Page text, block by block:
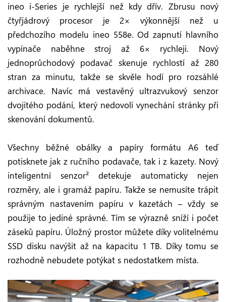
ineo i-Series je rychlejší než kdy dřív. Zbrusu nový
čtyřjádrový procesor je 2× výkonnější než u
předchozího modelu ineo 558e. Od zapnutí hlavního
vypínače naběhne stroj až 6× rychleji. Nový
jednoprůchodový podavač skenuje rychlostí až 280
stran za minutu, takže se skvěle hodí pro rozsáhlé
archivace. Navíc má vestavěný ultrazvukový senzor
dvojitého podání, který nedovolí vynechání stránky při
skenování dokumentů.
Všechny běžné obálky a papíry formátu A6 teď
potisknete jak z ručního podavače, tak i z kazety. Nový
inteligentní senzor² detekuje automaticky nejen
rozměry, ale i gramáž papíru. Takže se nemusíte trápit
správným nastavením papíru v kazetách – vždy se
použije to jediné správné. Tím se výrazně sníží i počet
záseků papíru. Úložný prostor můžete díky volitelnému
SSD disku navýšit až na kapacitu 1 TB. Díky tomu se
rozhodně nebudete potýkat s nedostatkem místa.